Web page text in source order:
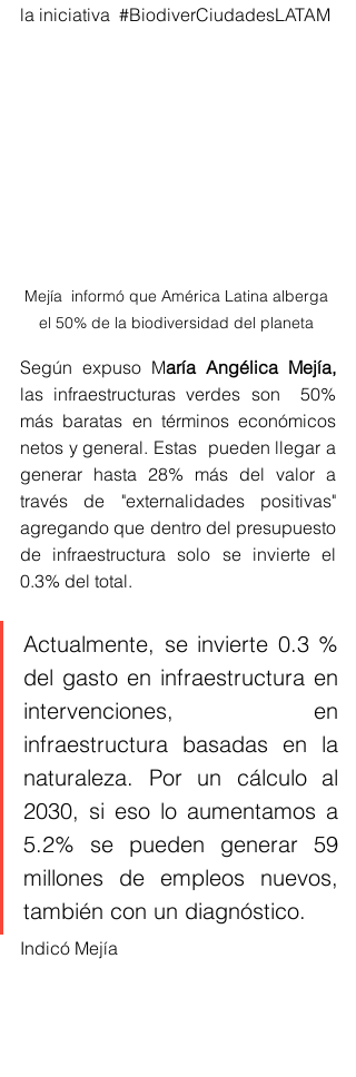
la iniciativa #BiodiverCiudadesLATAM
Mejía  informó que América Latina alberga
el 50% de la biodiversidad del planeta
Según expuso M
las infraestructuras verdes son  50%
más baratas en términos económicos
netos y general. Estas  pueden llegar a
generar hasta 28% más del valor a
través de "externalidades positivas"
agregando que dentro del presupuesto
de infraestructura solo se invierte el
0.3% del total.
Actualmente, se invierte 0.3 %
del gasto en infraestructura en
intervenciones, en
infraestructura basadas en la
naturaleza. Por un cálculo al
2030, si eso lo aumentamos a
5.2% se pueden generar 59
millones de empleos nuevos,
también con un diagnóstico.
Indicó Mejía